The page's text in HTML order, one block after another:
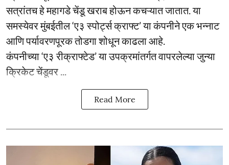
सत्रांतच हे महागडे चेंडू खराब होऊन कचऱ्यात जातात. या
समस्येवर मुंबईतील ‘ए३ स्पोर्ट्स क्राफ्ट’ या कंपनीने एक भन्नाट
आणि पर्यावरणपूरक तोडगा शोधून काढला आहे.
कंपनीच्या ‘ए३ रीक्राफ्टेड’ या उपक्रमांतर्गत वापरलेल्या जुन्या
क्रिकेट चेंडूवर ...
Read More